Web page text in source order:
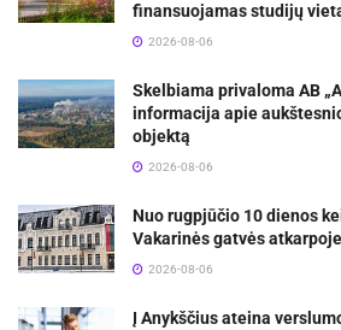
finansuojamas studijų
2026-08-06
Skelbiama privaloma AB
informacija apie
objektą
2026-08-06
Nuo rugpjūčio 10 dienos
Vakarinės gatvės atkarpoje
2026-08-06
Į Anykščius ateina